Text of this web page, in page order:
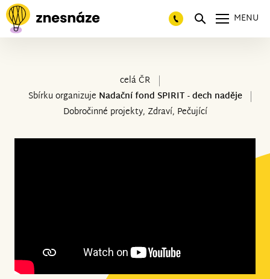
MENU
celá ČR
Sbírku organizuje Nadační fond SPIRIT - dech naděje
Dobročinné projekty, Zdraví, Pečující